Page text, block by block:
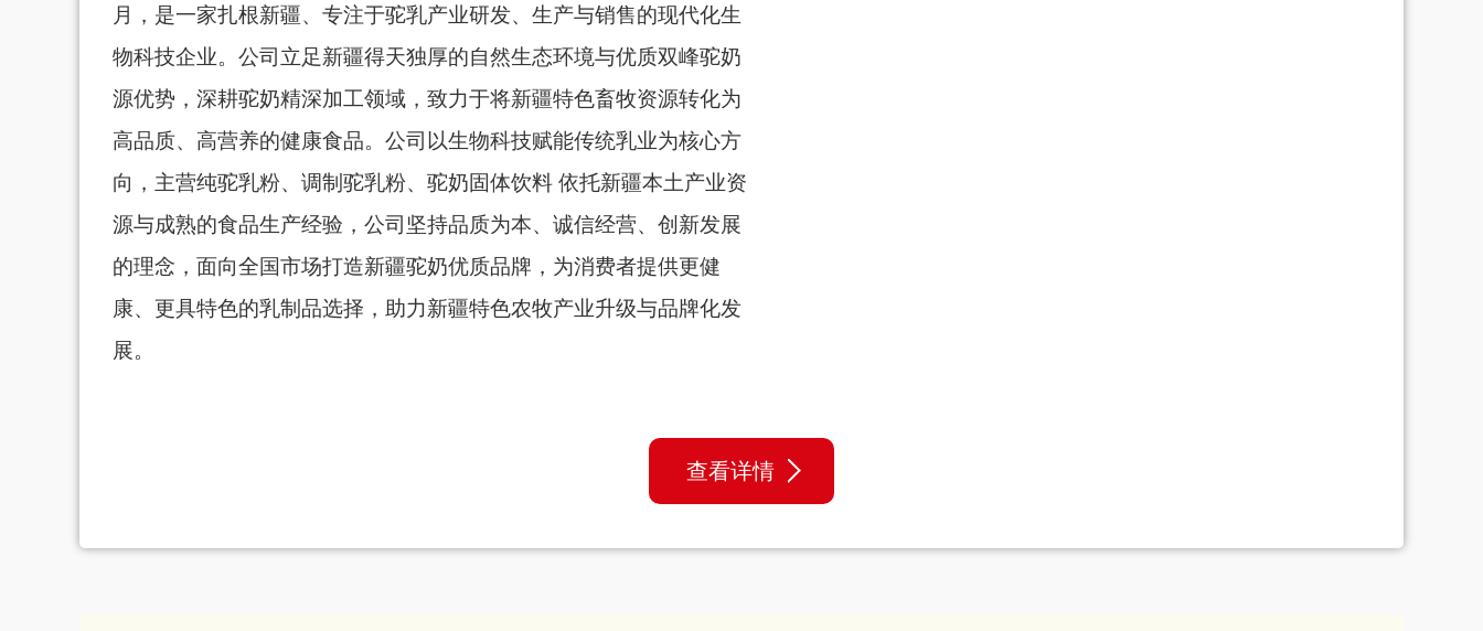
月，是一家扎根新疆、专注于驼乳产业研发、生产与销售的现代化生
物科技企业。公司立足新疆得天独厚的自然生态环境与优质双峰驼奶
源优势，深耕驼奶精深加工领域，致力于将新疆特色畜牧资源转化为
高品质、高营养的健康食品。公司以生物科技赋能传统乳业为核心方
向，主营纯驼乳粉、调制驼乳粉、驼奶固体饮料 依托新疆本土产业资
源与成熟的食品生产经验，公司坚持品质为本、诚信经营、创新发展
的理念，面向全国市场打造新疆驼奶优质品牌，为消费者提供更健
康、更具特色的乳制品选择，助力新疆特色农牧产业升级与品牌化发
展。
查看详情